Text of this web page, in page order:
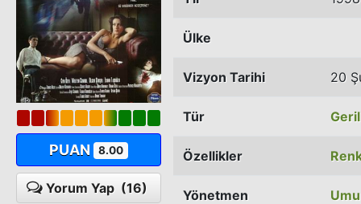
PUAN 8.00
Yorum Yap (16)
Ülke
Vizyon Tarihi 20
Tür
Özellikler
Yönetmen